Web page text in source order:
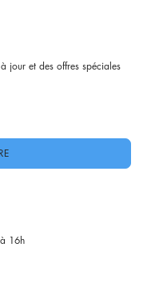
jour et des offres spéciales
16h